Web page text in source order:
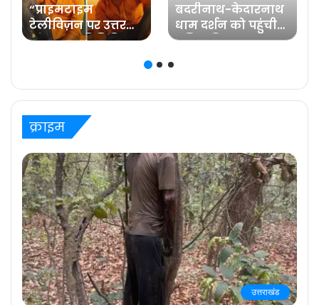
“प्राइमटाइम
टेलीविज़न पर उत्तर
प्रदेश का प्रतिनिधित्व
प्रविष्ट मिश्रा, कलर्स के
‘बरेली के बच्चन’ में
बदरीनाथ-केदारनाथ
धाम दर्शन को पहुंची
प्रसिद्ध फिल्म
क्राइम
उत्तराखंड